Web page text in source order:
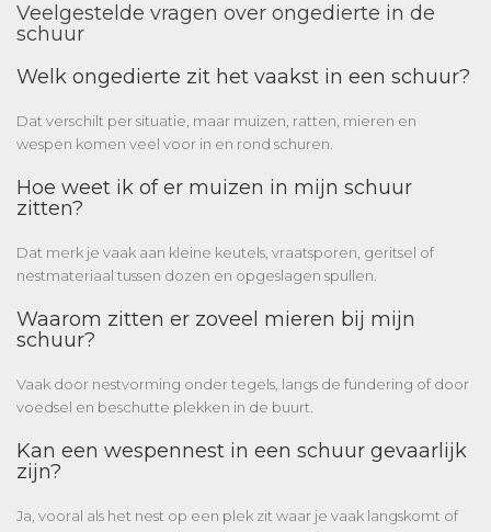
Veelgestelde vragen over ongedierte in de
schuur
Welk ongedierte zit het vaakst in een schuur?
Dat verschilt per situatie, maar muizen, ratten, mieren en
wespen komen veel voor in en rond schuren.
Hoe weet ik of er muizen in mijn schuur
zitten?
Dat merk je vaak aan kleine keutels, vraatsporen, geritsel of
nestmateriaal tussen dozen en opgeslagen spullen.
Waarom zitten er zoveel mieren bij mijn
schuur?
Vaak door nestvorming onder tegels, langs de fundering of door
voedsel en beschutte plekken in de buurt.
Kan een wespennest in een schuur gevaarlijk
zijn?
Ja, vooral als het nest op een plek zit waar je vaak langskomt of